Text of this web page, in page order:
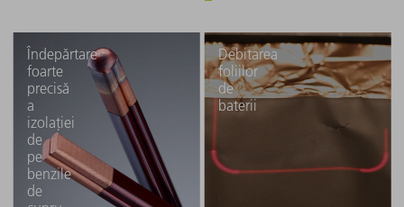
Îndepărtare
foarte
precisă
a
izolației
de
pe
benzile
de
Debitarea
foliilor
de
baterii